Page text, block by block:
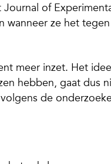
of
wanneer ze het tegen
meer inzet. Het idee
hebben, gaat dus
de